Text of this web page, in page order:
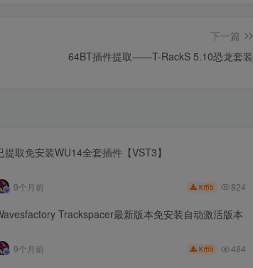
下一篇
64BT插件提取——T-RackS 5.10恐龙套装
提取免安装WU14全套插件【VST3】
9个月前 K币5 824
Trackspacer最新版本免安装自动激活版本
9个月前 K币5 484